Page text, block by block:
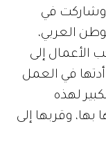
الذي تم عرضه في عام 2020، وشاركت في
العربي،
الأعمال إلى
في العمل
لهذه
وقربها إلى